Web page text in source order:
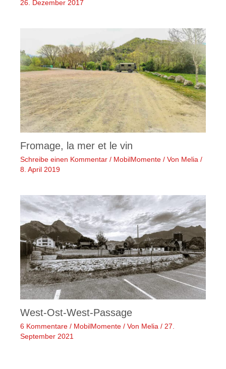
26. Dezember 2017
Fromage, la mer et le vin
Schreibe einen Kommentar / MobilMomente / Von Melia /
8. April 2019
West-Ost-West-Passage
6 Kommentare / MobilMomente / Von Melia / 27.
September 2021